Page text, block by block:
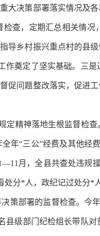
大决策部署落实情况及
查，定期汇总相关情
导乡村振兴重点村的县
奠定了坚实基础。三
促问题整改落实，促进
定精神落地生根监督检
年“三公”经费及其他经
月，全县共查处违规
分*人，政纪记过处分*
策部署的监督检查。
级部门纪检组长带队